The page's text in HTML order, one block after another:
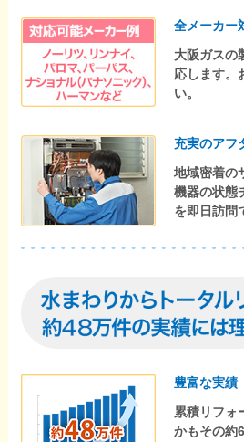
全メーカー
大阪ガスの
応します。
い。
充実のアフ
地域密着の
機器の状態
を即日訪問
豊富な実績
累積リフォ
かもその約